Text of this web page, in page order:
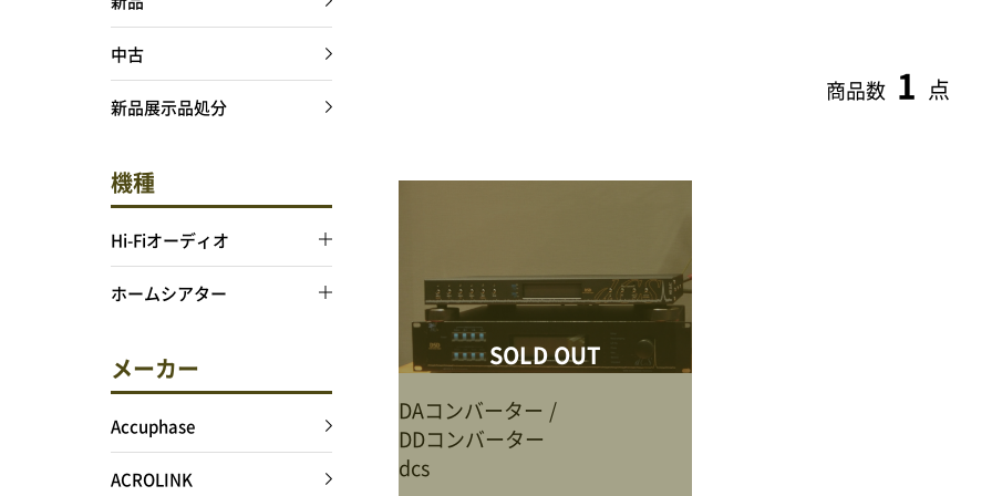
商品数 1 点
DAコンバーター
DDコンバーター
dcs
SOLD OUT
中古
新品展示品処分
機種
Hi-Fiオーディオ
ホームシアター
メーカー
Accuphase
ACROLINK